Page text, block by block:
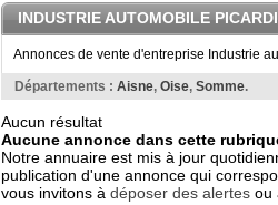
RECHERCHER UNE
ANNONCE
INDUSTRIE AUTOMOBILE
Annonces de vente d'entreprise Industrie
Départements : Aisne, Oise, Somme.
Aucun résultat
Aucune annonce dans cette
Notre annuaire est mis à jour
publication d'une annonce qui
vous invitons à déposer des alertes ou